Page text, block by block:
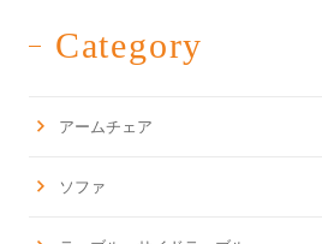
Category
アームチェア
ソファ